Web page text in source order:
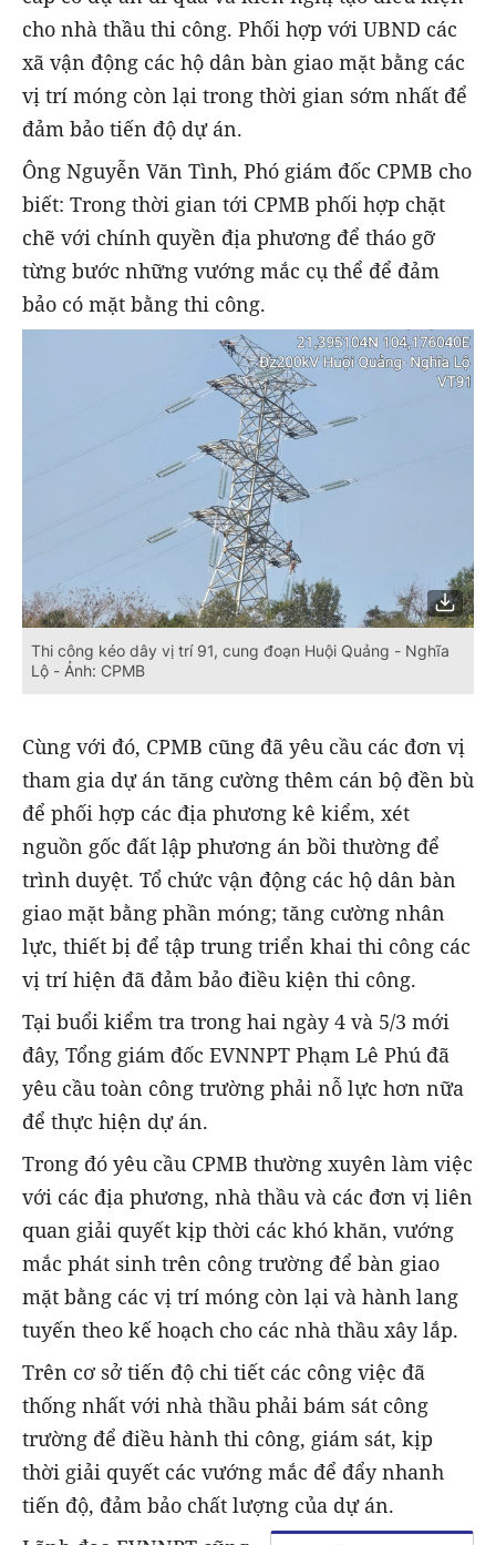
cho nhà thầu thi công. Phối hợp với UBND các
xã vận động các hộ dân bàn giao mặt bằng các
vị trí móng còn lại trong thời gian sớm nhất để
đảm bảo tiến độ dự án.
Ông Nguyễn Văn Tình, Phó giám đốc CPMB cho
biết: Trong thời gian tới CPMB phối hợp chặt
chẽ với chính quyền địa phương để tháo gỡ
từng bước những vướng mắc cụ thể để đảm
bảo có mặt bằng thi công.
Thi công kéo dây vị trí 91, cung đoạn Huội Quảng - Nghĩa
Lộ - Ảnh: CPMB
Cùng với đó, CPMB cũng đã yêu cầu các đơn vị
tham gia dự án tăng cường thêm cán bộ đền bù
để phối hợp các địa phương kê kiểm, xét
nguồn gốc đất lập phương án bồi thường để
trình duyệt. Tổ chức vận động các hộ dân bàn
giao mặt bằng phần móng; tăng cường nhân
lực, thiết bị để tập trung triển khai thi công các
vị trí hiện đã đảm bảo điều kiện thi công.
Tại buổi kiểm tra trong hai ngày 4 và 5/3 mới
đây, Tổng giám đốc EVNNPT Phạm Lê Phú đã
yêu cầu toàn công trường phải nỗ lực hơn nữa
để thực hiện dự án.
Trong đó yêu cầu CPMB thường xuyên làm việc
với các địa phương, nhà thầu và các đơn vị liên
quan giải quyết kịp thời các khó khăn, vướng
mắc phát sinh trên công trường để bàn giao
mặt bằng các vị trí móng còn lại và hành lang
tuyến theo kế hoạch cho các nhà thầu xây lắp.
Trên cơ sở tiến độ chi tiết các công việc đã
thống nhất với nhà thầu phải bám sát công
trường để điều hành thi công, giám sát, kịp
thời giải quyết các vướng mắc để đẩy nhanh
tiến độ, đảm bảo chất lượng của dự án.